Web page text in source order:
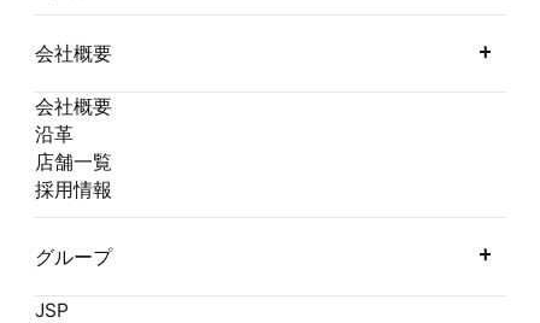
会社概要
会社概要
沿革
店舗一覧
採用情報
グループ
JSP